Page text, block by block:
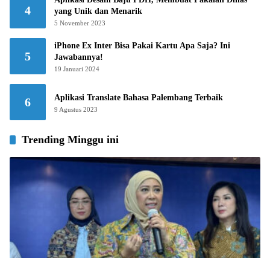
4
yang Unik dan Menarik
5 November 2023
5
iPhone Ex Inter Bisa Pakai Kartu Apa Saja? Ini
Jawabannya!
19 Januari 2024
6 Aplikasi Translate Bahasa Palembang Terbaik
9 Agustus 2023
Trending Minggu ini